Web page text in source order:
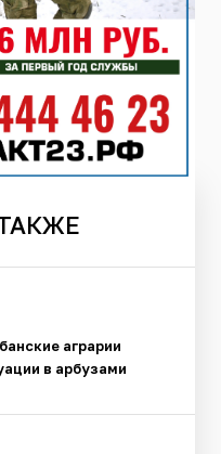
аграрии
в арбузами